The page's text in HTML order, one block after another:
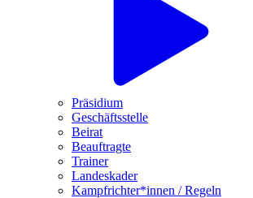
Präsidium
Geschäftsstelle
Beirat
Beauftragte
Trainer
Landeskader
Kampfrichter*innen / Regeln